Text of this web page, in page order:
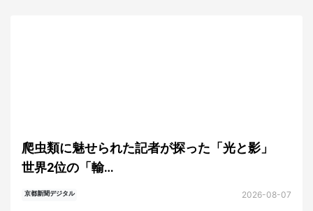
爬虫類に魅せられた記者が探った「光と影」
世界2位の「輸…
京都新聞デジタル 2026-08-07